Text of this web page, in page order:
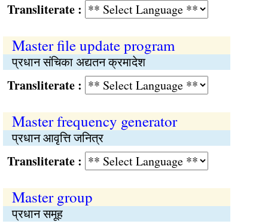
:
Master file update program
प्रधान संचिका अद्यतन क्रमादेश
:
Master frequency generator
प्रधान आवृत्ति जनित्र
:
Master group
प्रधान समूह